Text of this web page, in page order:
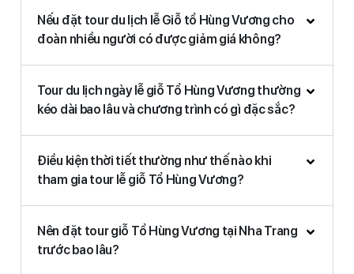
Nếu đặt tour du lịch lễ Giỗ tổ Hùng Vương cho
đoàn nhiều người có được giảm giá không?
Tour du lịch ngày lễ giỗ Tổ Hùng Vương thường
kéo dài bao lâu và chương trình có gì đặc sắc?
Điều kiện thời tiết thường như thế nào khi
tham gia tour lễ giỗ Tổ Hùng Vương?
Nên đặt tour giỗ Tổ Hùng Vương tại Nha Trang
trước bao lâu?